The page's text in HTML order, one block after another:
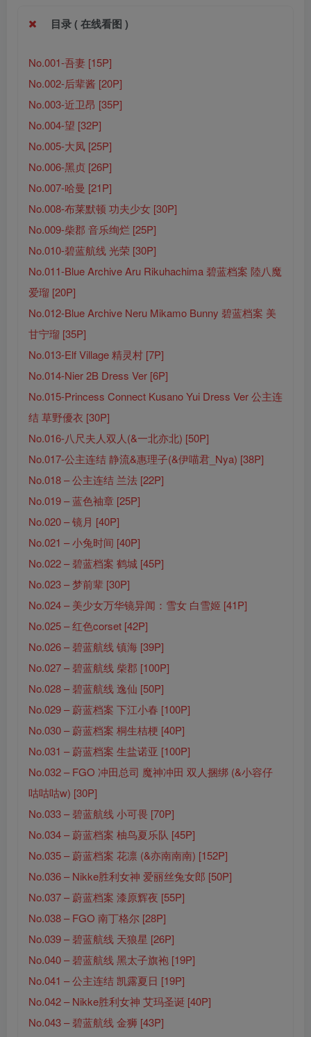
目录 ( 在线看图 )
No.001-吾妻 [15P]
No.002-后辈酱 [20P]
No.003-近卫昂 [35P]
No.004-望 [32P]
No.005-大凤 [25P]
No.006-黑贞 [26P]
No.007-哈曼 [21P]
No.008-布莱默顿 功夫少女 [30P]
No.009-柴郡 音乐绚烂 [25P]
No.010-碧蓝航线 光荣 [30P]
No.011-Blue Archive Aru Rikuhachima 碧蓝档案 陸八魔
爱瑠 [20P]
No.012-Blue Archive Neru Mikamo Bunny 碧蓝档案 美
甘宁瑠 [35P]
No.013-Elf Village 精灵村 [7P]
No.014-Nier 2B Dress Ver [6P]
No.015-Princess Connect Kusano Yui Dress Ver 公主连
结 草野優衣 [30P]
No.016-八尺夫人双人(&一北亦北) [50P]
No.017-公主连结 静流&惠理子(&伊喵君_Nya) [38P]
No.018 – 公主连结 兰法 [22P]
No.019 – 蓝色袖章 [25P]
No.020 – 镜月 [40P]
No.021 – 小兔时间 [40P]
No.022 – 碧蓝档案 鹤城 [45P]
No.023 – 梦前辈 [30P]
No.024 – 美少女万华镜异闻：雪女 白雪姬 [41P]
No.025 – 红色corset [42P]
No.026 – 碧蓝航线 镇海 [39P]
No.027 – 碧蓝航线 柴郡 [100P]
No.028 – 碧蓝航线 逸仙 [50P]
No.029 – 蔚蓝档案 下江小春 [100P]
No.030 – 蔚蓝档案 桐生桔梗 [40P]
No.031 – 蔚蓝档案 生盐诺亚 [100P]
No.032 – FGO 冲田总司 魔神冲田 双人捆绑 (&小容仔
咕咕咕w) [30P]
No.033 – 碧蓝航线 小可畏 [70P]
No.034 – 蔚蓝档案 柚鸟夏乐队 [45P]
No.035 – 蔚蓝档案 花凛 (&亦南南南) [152P]
No.036 – Nikke胜利女神 爱丽丝兔女郎 [50P]
No.037 – 蔚蓝档案 漆原辉夜 [55P]
No.038 – FGO 南丁格尔 [28P]
No.039 – 碧蓝航线 天狼星 [26P]
No.040 – 碧蓝航线 黑太子旗袍 [19P]
No.041 – 公主连结 凯露夏日 [19P]
No.042 – Nikke胜利女神 艾玛圣诞 [40P]
No.043 – 碧蓝航线 金狮 [43P]